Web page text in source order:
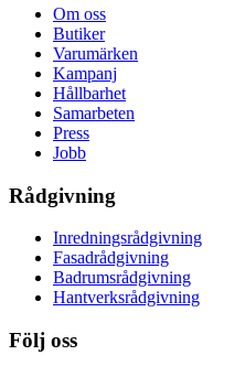
Om oss
Butiker
Varumärken
Kampanj
Hållbarhet
Samarbeten
Press
Jobb
Rådgivning
Inredningsrådgivning
Fasadrådgivning
Badrumsrådgivning
Hantverksrådgivning
Följ oss